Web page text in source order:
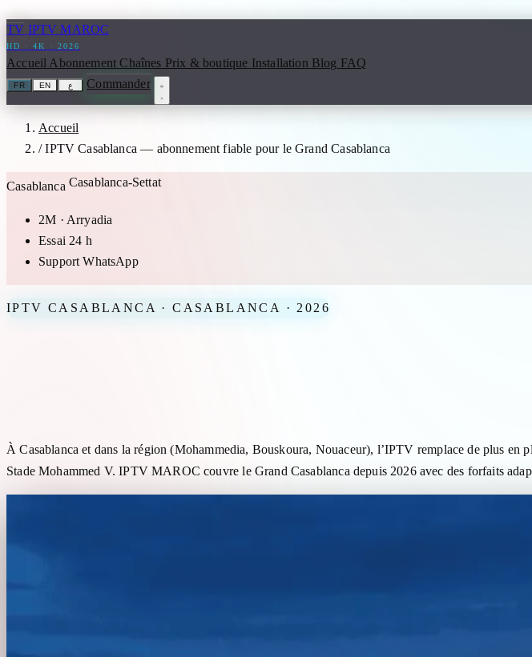
Aller au contenu
TV IPTV MAROC
HD · 4K · 2026
Accueil Abonnement Chaînes Prix & boutique Installation Blog FAQ
FR EN ع Commander
Accueil
/ IPTV Casablanca — abonnement fiable pour le Grand Casablanca
Casablanca Casablanca-Settat
2M · Arryadia
Essai 24 h
Support WhatsApp
IPTV CASABLANCA · CASABLANCA · 2026
À Casablanca et dans la région (Mohammedia, Bouskoura, Nouaceur), l’IPTV remplace de plus
Stade Mohammed V. IPTV MAROC couvre le Grand Casablanca depuis 2026 avec des forfaits